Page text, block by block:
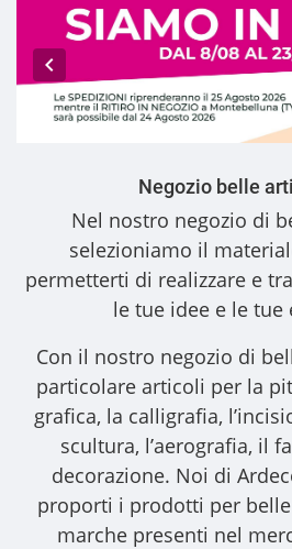
Negozio belle
Nel nostro negozio di
selezioniamo il
permetterti di realizzare e
le tue idee e le tue
Con il nostro negozio di
particolare articoli per la
grafica, la calligrafia,
scultura, l’aerografia, il
decorazione. Noi di
proporti i prodotti per
marche presenti nel